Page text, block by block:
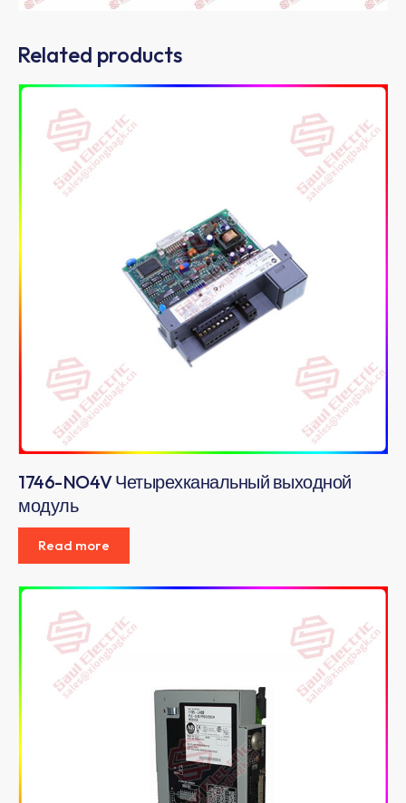
Related products
1746-NO4V Четырехканальный выходной
модуль
Read more